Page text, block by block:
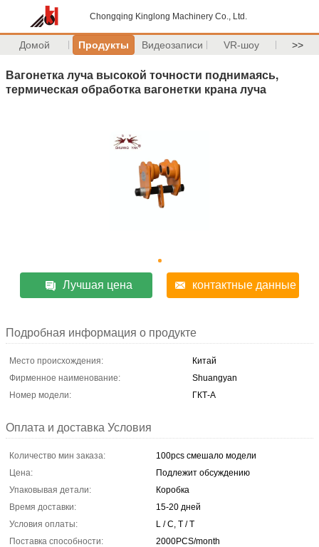
Chongqing Kinglong Machinery Co., Ltd.
Домой Продукты Видеозаписи VR-шоу >>
Вагонетка луча высокой точности поднимаясь,
термическая обработка вагонетки крана луча
Лучшая цена контактные данные
Подробная информация о продукте
Место происхождения:
Китай
Фирменное наименование:
Shuangyan
Номер модели:
ГКТ-А
Оплата и доставка Условия
Количество мин заказа:
100pcs смешало модели
Цена:
Подлежит обсуждению
Упаковывая детали:
Коробка
Время доставки:
15-20 дней
Условия оплаты:
L / C, T / T
Поставка способности:
2000PCS/month